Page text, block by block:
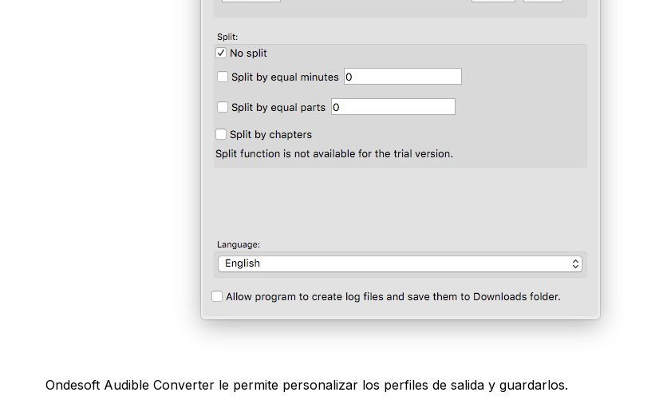
Ondesoft Audible Converter le permite personalizar los perfiles de salida y guardarlos.